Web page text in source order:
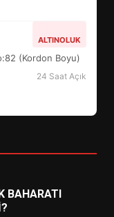
ALTINOLUK
(Kordon Boyu)
24 Saat Açık
GÖZLER
BAHARATI